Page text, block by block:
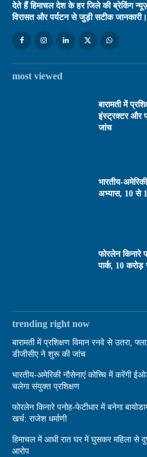
देते हैं हिमाचल देश के हर जिले की ब्रेकिंग
विरासत और पर्यटन से जुड़ी सटीक जानकारी।
most viewed
बारामती में
इंस्ट्रक्टर और
जांच
भारतीय-
अभ्यास, 10 से
फोरलेन किनारे
पार्क, 10 करोड़
trending right now
बारामती में प्रशिक्षण विमान रनवे से उतरा,
डीजीसीए ने शुरू की जांच
भारतीय-अमेरिकी नौसेनाएं कोच्चि में करेंगी
चलेगा संयुक्त प्रशिक्षण
फोरलेन किनारे पनोह-फेटीधार में बनेगा
खर्च: राजेश धर्माणी
हिमाचल में आधी रात घर में घुसकर महिला से
आरोप